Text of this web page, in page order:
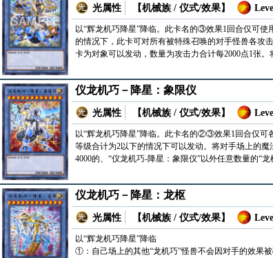
光属性 【机械族 / 仪式/效果】
以“辉龙机巧降星”降临。此卡名的③效果1回合仅可
的情况下，此卡可对所有被特殊召唤的对手怪兽各攻
卡为对象可以发动，数量为攻击力合计每2000点1张。
仪龙机巧－降星：象限仪
光属性 【机械族 / 仪式/效果】
以“辉龙机巧降星”降临。此卡名的②③效果1回合仅
等级合计为2以下的情况下可以发动。将对手场上的
4000的、“仪龙机巧-降星：象限仪”以外任意数量的“龙
仪龙机巧－降星：龙枢
光属性 【机械族 / 仪式/效果】
以“辉龙机巧降星”降临
①：自己场上的其他“龙机巧”怪兽不会因对手的效果被